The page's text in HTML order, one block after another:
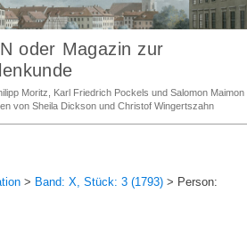
oder Magazin zur
Moritz, Karl Friedrich Pockels und Salomon Maimon
von Sheila Dickson und Christof Wingertszahn
> Band: X, Stück: 3 (1793) > Person: